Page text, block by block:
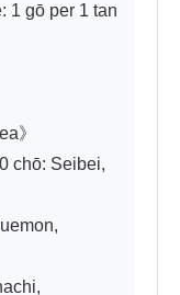
1 tan
》
Seibei,